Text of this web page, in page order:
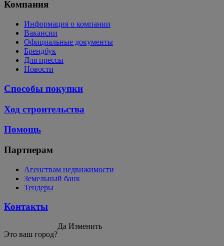
Компания
Информация о компании
Вакансии
Официальные документы
Брендбук
Для прессы
Новости
Способы покупки
Ход строительства
Помощь
Партнерам
Агенствам недвижимости
Земельный банк
Тендеры
Контакты
Это ваш город?
Да Изменить